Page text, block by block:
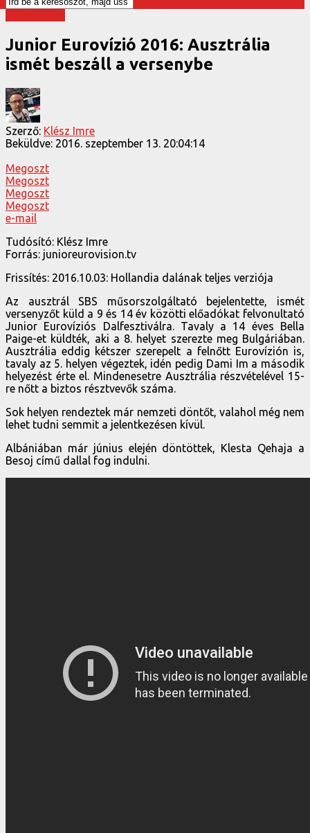
Junior Eurovízió 2016: Ausztrália
ismét beszáll a versenybe
Szerző: Klész Imre
Beküldve: 2016. szeptember 13. 20:04:14
Megoszt
Megoszt
Megoszt
Megoszt
e-mail
Tudósító: Klész Imre
Forrás: junioreurovision.tv
Frissítés: 2016.10.03: Hollandia dalának teljes verziója
Az ausztrál SBS műsorszolgáltató bejelentette, ismét
versenyzőt küld a 9 és 14 év közötti előadókat felvonultató
Junior Eurovíziós Dalfesztiválra. Tavaly a 14 éves Bella
Paige-et küldték, aki a 8. helyet szerezte meg Bulgáriában.
Ausztrália eddig kétszer szerepelt a felnőtt Eurovízión is,
tavaly az 5. helyen végeztek, idén pedig Dami Im a második
helyezést érte el. Mindenesetre Ausztrália részvételével 15-
re nőtt a biztos résztvevők száma.
Sok helyen rendeztek már nemzeti döntőt, valahol még nem
lehet tudni semmit a jelentkezésen kívül.
Albániában már június elején döntöttek, Klesta Qehaja a
Besoj című dallal fog indulni.